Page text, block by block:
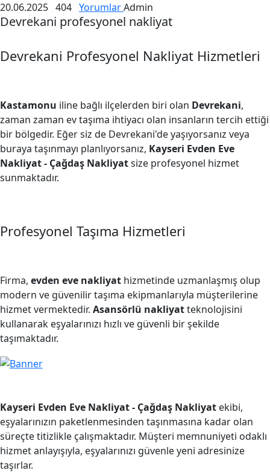
20.06.2025 404 YorumlarAdmin
Devrekani profesyonel nakliyat
Devrekani Profesyonel Nakliyat Hizmetleri
Kastamonu iline bağlı ilçelerden biri olan Devrekani,
zaman zaman ev taşıma ihtiyacı olan insanların tercih ettiği
bir bölgedir. Eğer siz de Devrekani'de yaşıyorsanız veya
buraya taşınmayı planlıyorsanız, Kayseri Evden Eve
Nakliyat - Çağdaş Nakliyatsize profesyonel hizmet
sunmaktadır.
Profesyonel Taşıma Hizmetleri
Firma, evden eve nakliyat hizmetinde uzmanlaşmış olup
modern ve güvenilir taşıma ekipmanlarıyla müşterilerine
hizmet vermektedir. Asansörlü nakliyatteknolojisini
kullanarak eşyalarınızı hızlı ve güvenli bir şekilde
taşımaktadır.
Kayseri Evden Eve Nakliyat - Çağdaş Nakliyat ekibi,
eşyalarınızın paketlenmesinden taşınmasına kadar olan
süreçte titizlikle çalışmaktadır. Müşteri memnuniyeti odaklı
hizmet anlayışıyla, eşyalarınızı güvenle yeni adresinize
taşırlar.